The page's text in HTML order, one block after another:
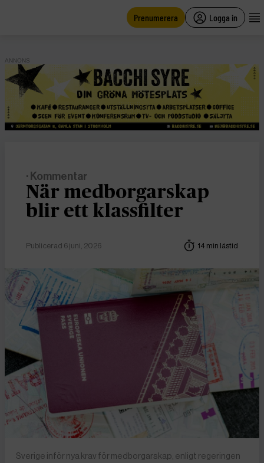
Prenumerera Logga in
ANNONS
· Kommentar
När medborgarskap
blir ett klassfilter
Publicerad 6 juni, 2026 14 min lästid
Sverige inför nya krav för medborgarskap, enligt regeringen